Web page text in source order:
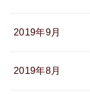
2019年9月
2019年8月